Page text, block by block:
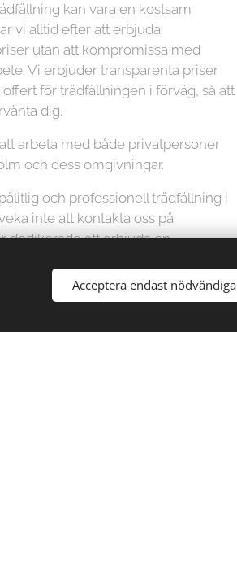
kan vara en kostsam
vi alltid efter att erbjuda
utan att kompromissa med
Vi erbjuder transparenta priser
för trädfällningen i förväg, så att
dig.
arbeta med både privatpersoner
och dess omgivningar.
och professionell trädfällning i
inte att kontakta oss på
dedikerade att erbjuda en
på ett säkert och effektivt sätt.
att få en kostnadsfri offert och boka
Acceptera endast nödvändiga